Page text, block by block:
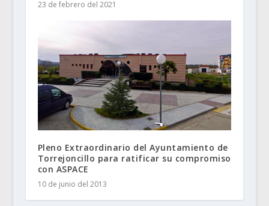
23 de febrero del 2021
Pleno Extraordinario del Ayuntamiento de
Torrejoncillo para ratificar su compromiso
con ASPACE
10 de junio del 2013